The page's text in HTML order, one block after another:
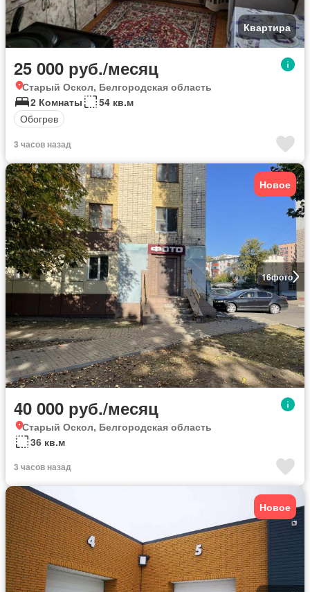
Квартира
25 000 руб./месяц
Старый Оскол, Белгородская область
2 Комнаты
54 кв.м
Обогрев
3 часов назад
16фото
Новое
40 000 руб./месяц
Старый Оскол, Белгородская область
36 кв.м
3 часов назад
Новое